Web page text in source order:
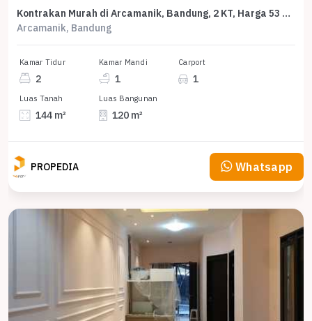
Kontrakan Murah di Arcamanik, Bandung, 2 KT, Harga 53 Juta /tahun
Arcamanik, Bandung
Kamar Tidur
2
Kamar Mandi
1
Carport
1
Luas Tanah
144 m²
Luas Bangunan
120 m²
PROPEDIA Whatsapp